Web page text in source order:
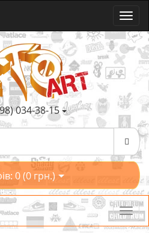
034-38-15
0 (0 грн.)